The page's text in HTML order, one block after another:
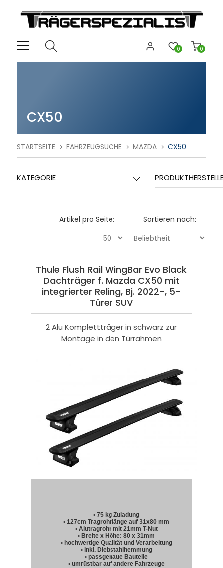
0
0
CX50
STARTSEITE FAHRZEUGSUCHE MAZDA CX50
KATEGORIE
Sortieren nach:
Artikel pro Seite:
Thule Flush Rail WingBar Evo Black
Dachträger f. Mazda CX50 mit
integrierter Reling, Bj. 2022-, 5-
Türer SUV
2 Alu Komplettträger in schwarz zur
Montage in den Türrahmen
• 75 kg Zuladung
• 127cm Tragrohrlänge auf 31x80 mm
• Alutragrohr mit 21mm T-Nut
• Breite x Höhe: 80 x 31mm
• hochwertige Qualität und Verarbeitung
• inkl. Diebstahlhemmung
• passgenaue Bauteile
• umrüstbar auf andere Fahrzeuge